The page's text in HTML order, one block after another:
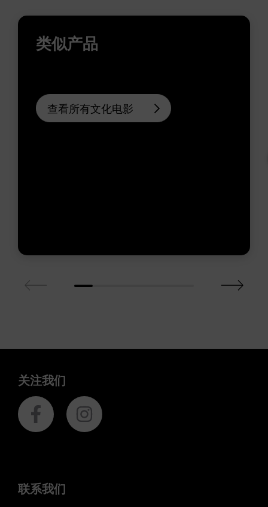
类似产品
查看所有文化电影
关注我们
联系我们